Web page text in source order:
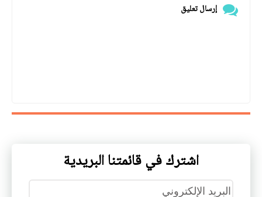
إرسال تعليق
اشترك في قائمتنا البريدية